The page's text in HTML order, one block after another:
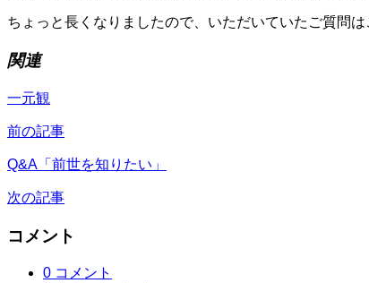
ちょっと長くなりましたので、いただいていたご質問は
関連
一元観
前の記事
Q&A「前世を知りたい」
次の記事
コメント
0 コメント